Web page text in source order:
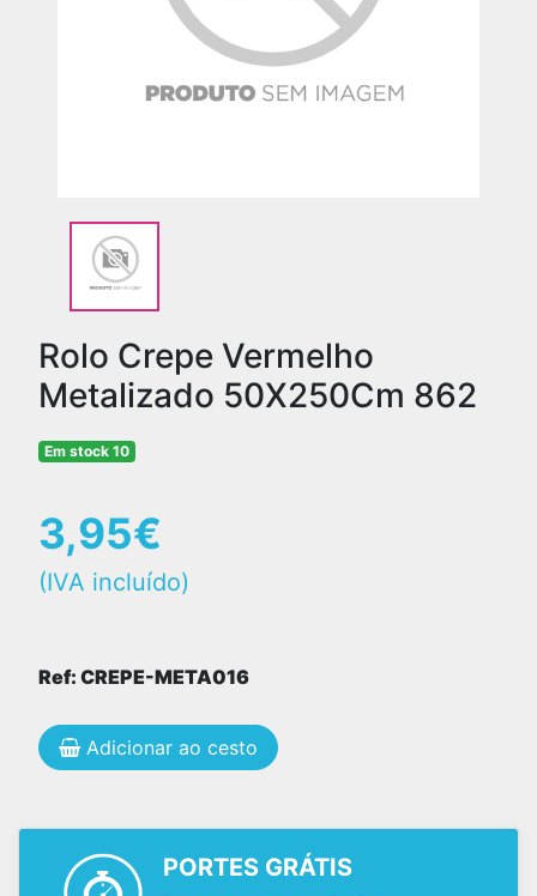
Rolo Crepe Vermelho
Metalizado 50X250Cm 862
Em stock 10
3,95€
(IVA incluído)
Ref: CREPE-META016
Adicionar ao cesto
PORTES GRÁTIS